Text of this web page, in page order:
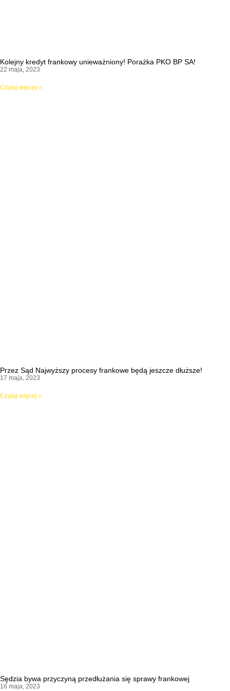
Kolejny kredyt frankowy unieważniony! Porażka PKO BP SA!
22 maja, 2023
Czytaj więcej »
Przez Sąd Najwyższy procesy frankowe będą jeszcze dłuższe!
17 maja, 2023
Czytaj więcej »
Sędzia bywa przyczyną przedłużania się sprawy frankowej
16 maja, 2023